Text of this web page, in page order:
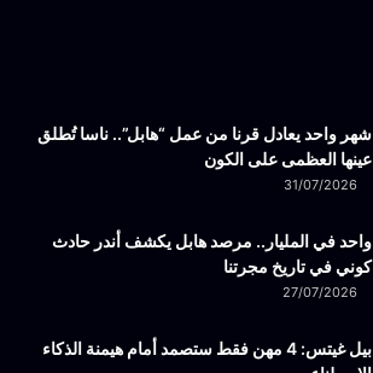
شهر واحد يعادل قرنا من عمل “هابل”.. ناسا تُطلق
عينها العظمى على الكون
31/07/2026
واحد في المليار.. مرصد هابل يكشف أندر حادث
كوني في تاريخ مجرتنا
27/07/2026
بيل غيتس: 4 مهن فقط ستصمد أمام هيمنة الذكاء